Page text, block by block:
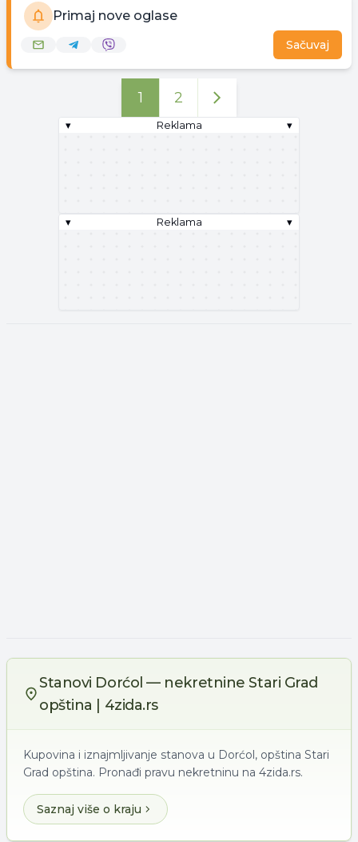
Primaj nove oglase
Sačuvaj
1 2
▾ Reklama ▾
▾ Reklama ▾
Stanovi Dorćol — nekretnine Stari Grad
opština | 4zida.rs
Kupovina i iznajmljivanje stanova u Dorćol, opština Stari
Grad opština. Pronađi pravu nekretninu na 4zida.rs.
Saznaj više o kraju